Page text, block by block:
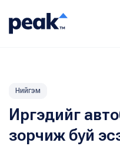
Нийгэм
Иргэдийг
зорчиж буй